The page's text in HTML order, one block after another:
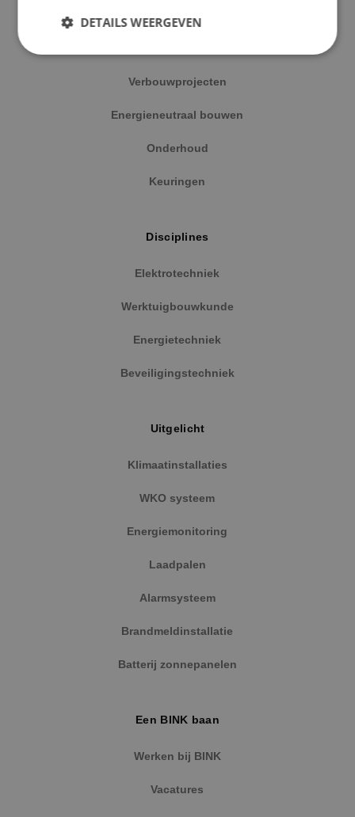
HBO
Verbouwprojecten
Energieneutraal bouwen
Onderhoud
Keuringen
Disciplines
Elektrotechniek
Werktuigbouwkunde
Energietechniek
Beveiligingstechniek
Uitgelicht
Klimaatinstallaties
WKO systeem
Energiemonitoring
Laadpalen
Alarmsysteem
Brandmeldinstallatie
Batterij zonnepanelen
Een BINK baan
Werken bij BINK
Vacatures
DETAILS WEERGEVEN
Strikt noodzakelijk Prestatie
Functioneel
Niet-geclassificeerd
kernfunctionaliteiten van de website mogelijk, zoals
website kan niet goed worden gebruikt zonder de
strikt noodzakelijke cookies.
VISITOR_PRIVACY_METADATA
Google Privacy Policy